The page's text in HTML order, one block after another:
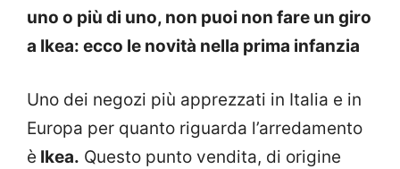
uno o più di uno, non puoi non fare un giro
a Ikea: ecco le novità nella prima infanzia
Uno dei negozi più apprezzati in Italia e in
Europa per quanto riguarda l’arredamento
è Ikea. Questo punto vendita, di origine